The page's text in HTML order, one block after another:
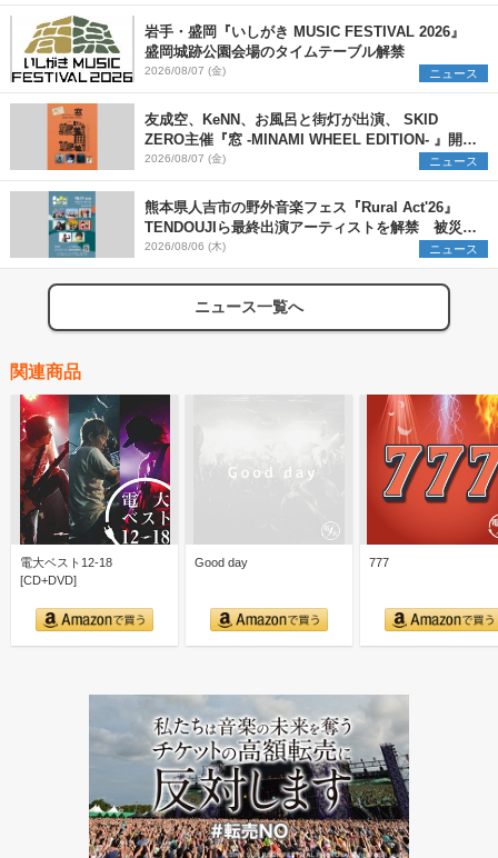
岩手・盛岡『いしがき MUSIC FESTIVAL 2026』
盛岡城跡公園会場のタイムテーブル解禁
2026/08/07 (金) ニュース
友成空、KeNN、お風呂と街灯が出演、 SKID
ZERO主催『窓 -MINAMI WHEEL EDITION- 』開催
決定
2026/08/07 (金) ニュース
熊本県人吉市の野外音楽フェス『Rural Act'26』
TENDOUJIら最終出演アーティストを解禁 被災地
支援プロジェクトの始動も発表
2026/08/06 (木) ニュース
ニュース一覧へ
関連商品
電大ベスト12-18
[CD+DVD]
Good day 777